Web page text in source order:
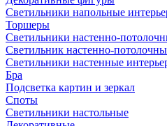
Светильники напольные
Торшеры
Светильники настенно-
Светильник настенно-
Светильники настенные
Бра
Подсветка картин и зеркал
Споты
Светильники настольные